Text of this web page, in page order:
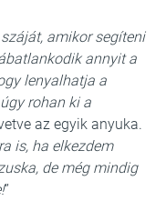
amikor segíteni
annyit a
lenyalhatja a
rohan ki a
az egyik anyuka.
is, ha elkezdem
de még mindig
”